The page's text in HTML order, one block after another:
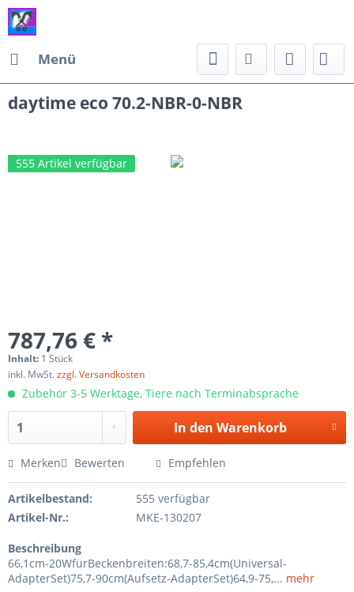
Menü
daytime eco 70.2-NBR-0-NBR
555 Artikel verfügbar
787,76 € *
Inhalt: 1 Stück
inkl. MwSt.zzgl. Versandkosten
Zubehör 3-5 Werktage, Tiere nach Terminabsprache
In den Warenkorb
Merken Bewerten Empfehlen
Artikelbestand:
555 verfügbar
Artikel-Nr.:
MKE-130207
Beschreibung
66,1cm-20WfürBeckenbreiten:68,7-85,4cm(Universal-
AdapterSet)75,7-90cm(Aufsetz-AdapterSet)64,9-75,... mehr